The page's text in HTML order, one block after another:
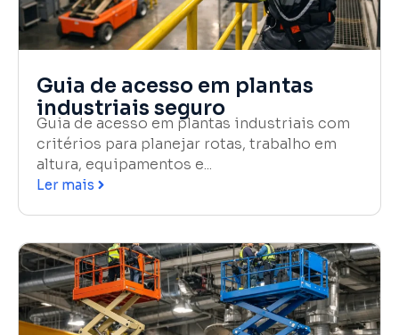
Guia de acesso em plantas
industriais seguro
Guia de acesso em plantas industriais com
critérios para planejar rotas, trabalho em
altura, equipamentos e...
Ler mais